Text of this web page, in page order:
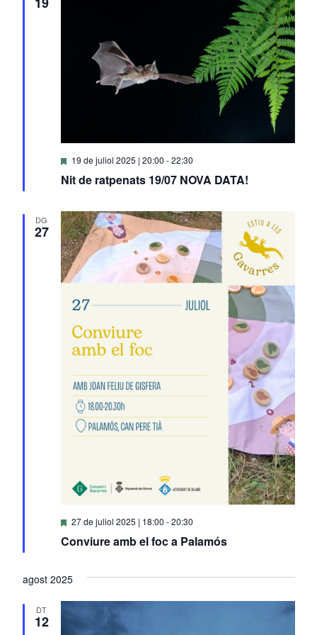
Nit de ratpenats 19/07 NOVA DATA!
Destacats
19 de juliol 2025 | 20:00 -22:30
DG
27
Conviure amb el foc a Palamós
Destacats
27 de juliol 2025 | 18:00 -20:30
agost 2025
DT
12